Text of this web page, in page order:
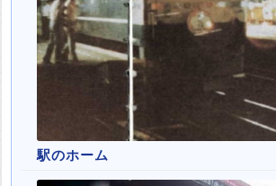
駅のホーム